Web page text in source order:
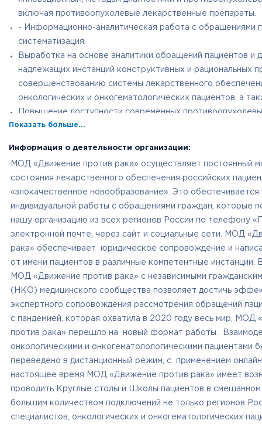
включая противоопухолевые лекарственные препараты.
- Информационно-аналитическая работа с обращениями
систематизация.
Выработка на основе аналитики обращений пациентов и
надлежащих инстанций конструктивных и рациональных
совершенствованию системы лекарственного
онкологических и онкогематологических пациентов, а
Повышение доступности современных
для онкологических и онкогематологических пациентов.
заболеваний за счет публикаций достоверных и
официальных ресурсах МОД «Движение против рака», а
просветительских акций, проводимых МОД «Движение
Показать больше...
Информация о деятельности организации:
МОД «Движение против рака» осуществляет постоянный
состояния лекарственного обеспечения российских
«злокачественное новообразование». Это обеспечивается
индивидуальной работы с обращениями граждан, которые
нашу организацию из всех регионов России по телефону
электронной почте, через сайт и социальные сети. МОД
рака» обеспечивает юридическое сопровождение и
от имени пациентов в различные компетентные инстанции.
МОД «Движение против рака» с независимыми
(НКО) медицинского сообщества позволяет достичь
экспертного сопровождения рассмотрения обращений
с пандемией, которая охватила в 2020 году весь мир, МОД
против рака» перешло на новый формат работы.
онкологическими и онкогематолологическими пациентами
переведено в дистанционный режим, с применением
настоящее время МОД «Движение против рака» имеет
проводить Круглые столы и Школы пациентов в
большим количеством подключений не только регионов
специалистов, онкологических и онкогематологических